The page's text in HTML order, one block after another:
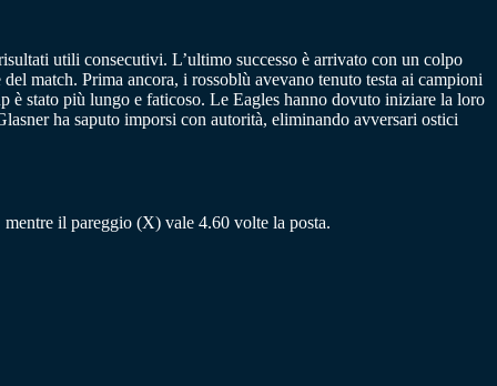
utili consecutivi. L’ultimo successo è arrivato con un colpo
match. Prima ancora, i rossoblù avevano tenuto testa ai campioni
è stato più lungo e faticoso. Le Eagles hanno dovuto iniziare la loro
ha saputo imporsi con autorità, eliminando avversari ostici
il pareggio (X) vale 4.60 volte la posta.